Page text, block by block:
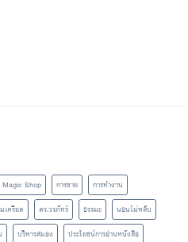
Magic Shop การขาย
การทำงาน
เครียด ดร.วรภัทร์ ธรรมะ
นอนไม่หลับ
บริหารสมอง
ประโยชน์การอ่านหนังสือ